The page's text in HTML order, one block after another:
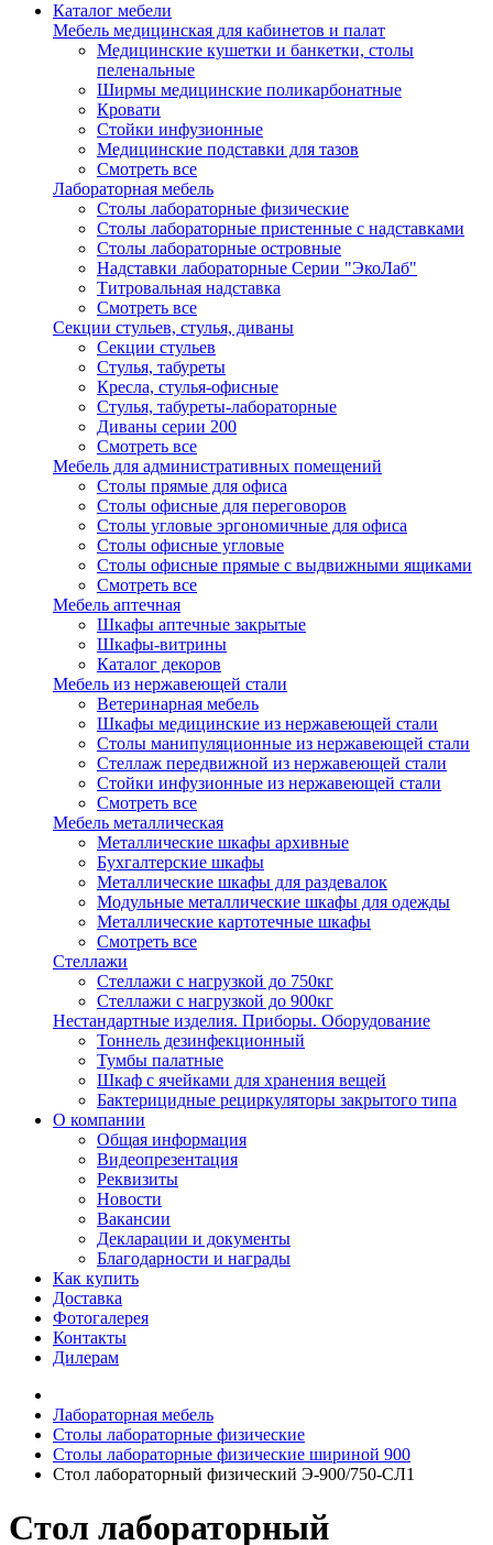
Каталог мебели
Мебель медицинская для кабинетов и палат
Медицинские кушетки и банкетки, столы
пеленальные
Ширмы медицинские поликарбонатные
Кровати
Стойки инфузионные
Медицинские подставки для тазов
Смотреть все
Лабораторная мебель
Столы лабораторные физические
Столы лабораторные пристенные с надставками
Столы лабораторные островные
Надставки лабораторные Серии "ЭкоЛаб"
Титровальная надставка
Смотреть все
Секции стульев, стулья, диваны
Секции стульев
Стулья, табуреты
Кресла, стулья-офисные
Стулья, табуреты-лабораторные
Диваны серии 200
Смотреть все
Мебель для административных помещений
Столы прямые для офиса
Столы офисные для переговоров
Столы угловые эргономичные для офиса
Столы офисные угловые
Столы офисные прямые с выдвижными ящиками
Смотреть все
Мебель аптечная
Шкафы аптечные закрытые
Шкафы-витрины
Каталог декоров
Мебель из нержавеющей стали
Ветеринарная мебель
Шкафы медицинские из нержавеющей стали
Столы манипуляционные из нержавеющей стали
Стеллаж передвижной из нержавеющей стали
Стойки инфузионные из нержавеющей стали
Смотреть все
Мебель металлическая
Металлические шкафы архивные
Бухгалтерские шкафы
Металлические шкафы для раздевалок
Модульные металлические шкафы для одежды
Металлические картотечные шкафы
Смотреть все
Стеллажи
Стеллажи с нагрузкой до 750кг
Стеллажи с нагрузкой до 900кг
Нестандартные изделия. Приборы. Оборудование
Тоннель дезинфекционный
Тумбы палатные
Шкаф с ячейками для хранения вещей
Бактерицидные рециркуляторы закрытого типа
О компании
Общая информация
Видеопрезентация
Реквизиты
Новости
Вакансии
Декларации и документы
Благодарности и награды
Как купить
Доставка
Фотогалерея
Контакты
Дилерам
Лабораторная мебель
Столы лабораторные физические
Столы лабораторные физические шириной 900
Стол лабораторный физический Э-900/750-СЛ1
Стол лабораторный